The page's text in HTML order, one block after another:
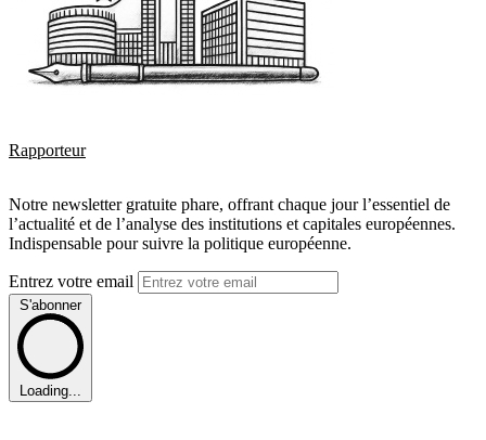
Rapporteur
Notre newsletter gratuite phare, offrant chaque jour l’essentiel de
l’actualité et de l’analyse des institutions et capitales européennes.
Indispensable pour suivre la politique européenne.
Entrez votre email
S'abonner
Loading...